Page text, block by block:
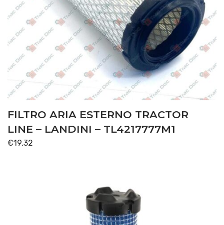
FILTRO ARIA ESTERNO TRACTOR
LINE – LANDINI – TL4217777M1
€19,32